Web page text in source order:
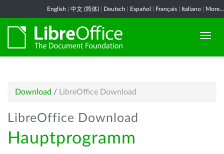
English 中文 (简体) Deutsch Español Français Italiano More...
Download / LibreOffice Download
LibreOffice Download
Hauptprogramm